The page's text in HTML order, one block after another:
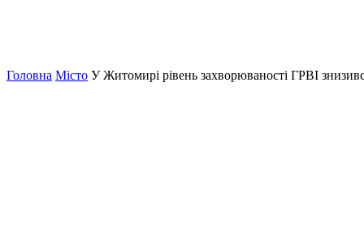
Головна Місто У Житомирі рівень захворюваності ГРВІ